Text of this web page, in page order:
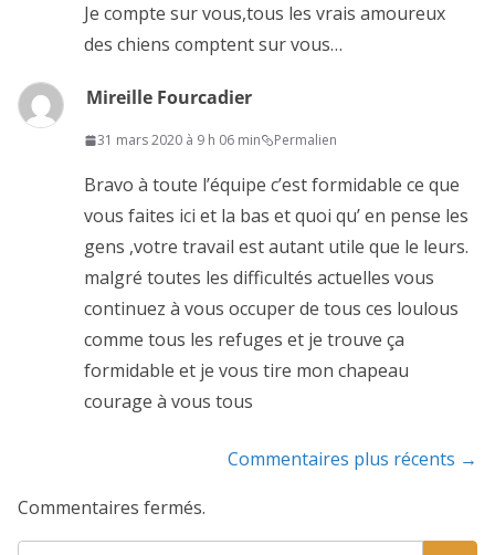
Je compte sur vous,tous les vrais amoureux
des chiens comptent sur vous…
Mireille Fourcadier
31 mars 2020 à 9 h 06 min Permalien
Bravo à toute l’équipe c’est formidable ce que
vous faites ici et la bas et quoi qu’ en pense les
gens ,votre travail est autant utile que le leurs.
malgré toutes les difficultés actuelles vous
continuez à vous occuper de tous ces loulous
comme tous les refuges et je trouve ça
formidable et je vous tire mon chapeau
courage à vous tous
commentaire
Commentaires plus récents →
Commentaires fermés.